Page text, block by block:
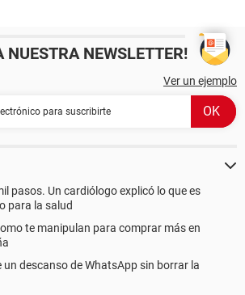
NUESTRA NEWSLETTER!
Ver un ejemplo
pasos. Un cardiólogo explicó lo que es
para la salud
te manipulan para comprar más en
descanso de WhatsApp sin borrar la